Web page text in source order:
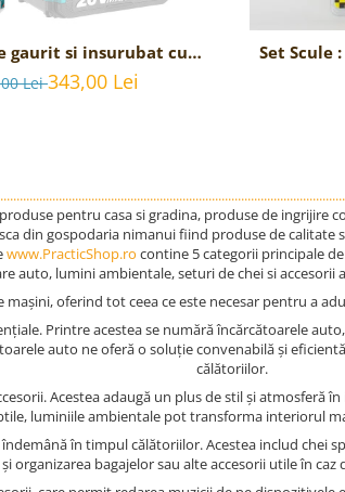
gaurit si insurubat cu
TOTAL - 20V, 2Ah,
Lei343,00 Lei
Set Scule
si
pentru casa si gradina, produse de
din gospodaria nimanui fiind produse de calitate
www.PracticShop.ro contine 5 categorii principale
auto, lumini ambientale, seturi de chei si
oferind tot ceea ce este necesar pentru a
Printre acestea se numără încărcătoarele
auto ne oferă o soluție convenabilă și
călătoriilor.
Acestea adaugă un plus de stil și
luminiile ambientale pot transforma interiorul
în timpul călătoriilor. Acestea includ
organizarea bagajelor sau alte accesorii utile în